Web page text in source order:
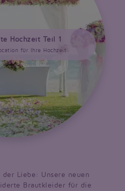
Hochzeit Teil 1
für Ihre Hochzeit
der Liebe: Unsere neuen
Brautkleider für die